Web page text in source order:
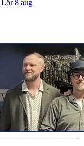
Lör 8 aug